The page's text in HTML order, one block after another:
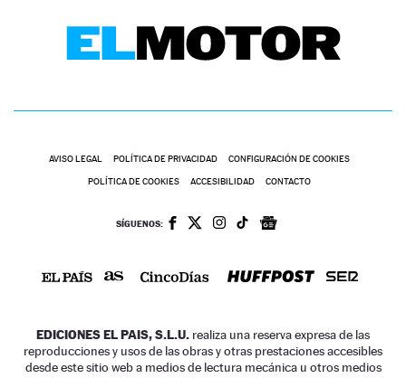
AVISO LEGAL POLÍTICA DE PRIVACIDAD CONFIGURACIÓN DE COOKIES
POLÍTICA DE COOKIES ACCESIBILIDAD CONTACTO
SÍGUENOS:
EDICIONES EL PAIS, S.L.U. realiza una reserva expresa de las
reproducciones y usos de las obras y otras prestaciones accesibles
desde este sitio web a medios de lectura mecánica u otros medios